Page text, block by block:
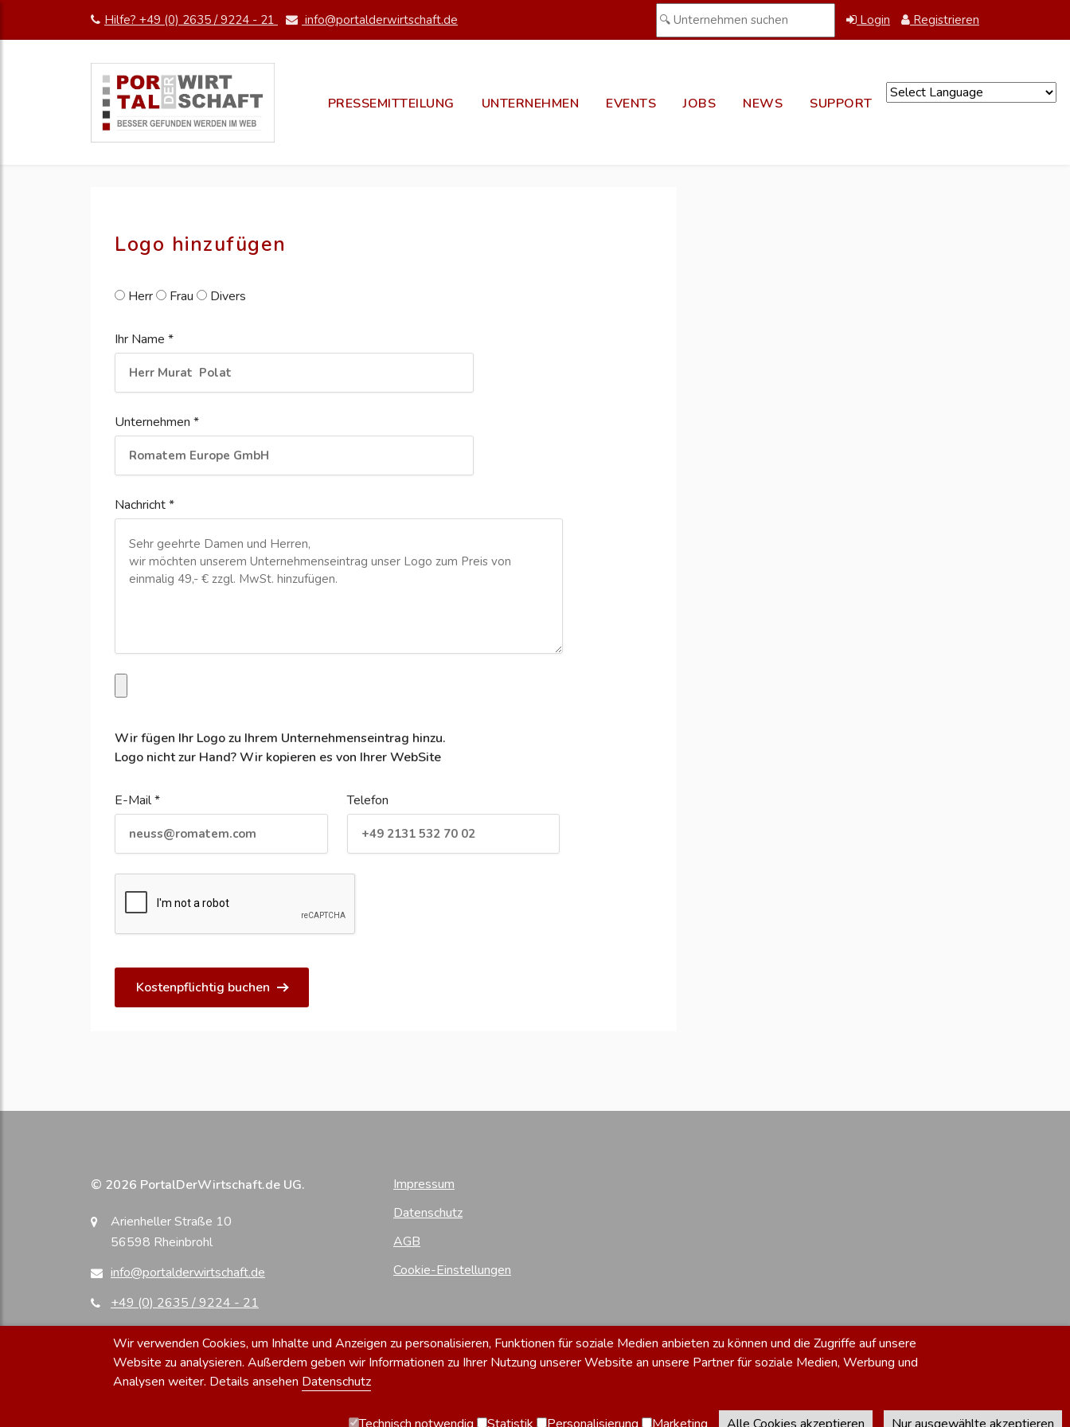
Hilfe? +49 (0) 2635 / 9224 - 21 info@portalderwirtschaft.de Login Registrieren
PRESSEMITTEILUNG UNTERNEHMEN EVENTS JOBS NEWS SUPPORT
erstellen
Logo hinzufügen
Herr Frau Divers
Ihr Name *
Unternehmen *
Nachricht *
Wir fügen Ihr Logo zu Ihrem Unternehmenseintrag hinzu.
Logo nicht zur Hand? Wir kopieren es von Ihrer WebSite
E-Mail * Telefon
Kostenpflichtig buchen
© 2026 PortalDerWirtschaft.de UG.
Arienheller Straße 10
56598 Rheinbrohl
info@portalderwirtschaft.de
+49 (0) 2635 / 9224 - 21
Impressum
Datenschutz
AGB
Cookie-Einstellungen
Wir verwenden Cookies, um Inhalte und Anzeigen zu personalisieren, Funktionen für soziale Medien anbieten zu können und die Zugriffe auf unsere
Website zu analysieren. Außerdem geben wir Informationen zu Ihrer Nutzung unserer Website an unsere Partner für soziale Medien, Werbung und
Analysen weiter. Details ansehen Datenschutz